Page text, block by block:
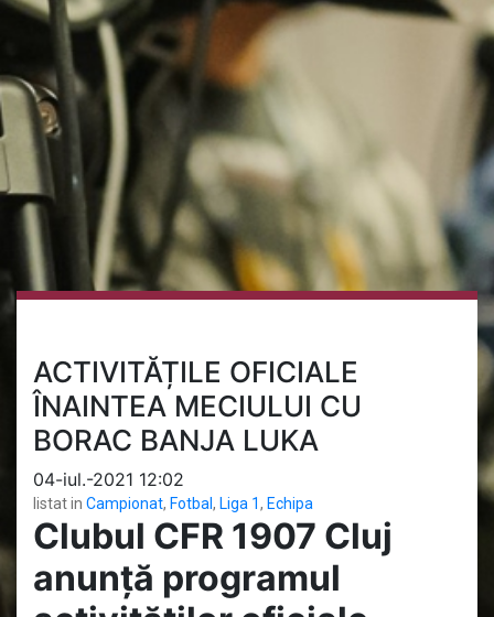
ACTIVITĂȚILE OFICIALE
ÎNAINTEA MECIULUI CU
BORAC BANJA LUKA
04-iul.-2021 12:02
listat in Campionat, Fotbal , Liga 1, Echipa
Clubul CFR 1907 Cluj
anunță programul